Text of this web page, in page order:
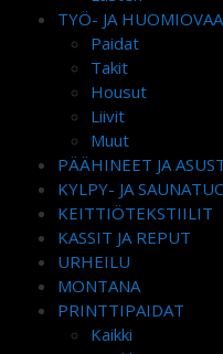
TYÖ- JA
Paidat
Takit
Housut
Liivit
Muut
PÄÄHINEET JA
KYLPY- JA
KEITTIÖTEKSTIILIT
KASSIT JA REPUT
URHEILU
MONTANA
PRINTTIPAIDAT
Kaikki